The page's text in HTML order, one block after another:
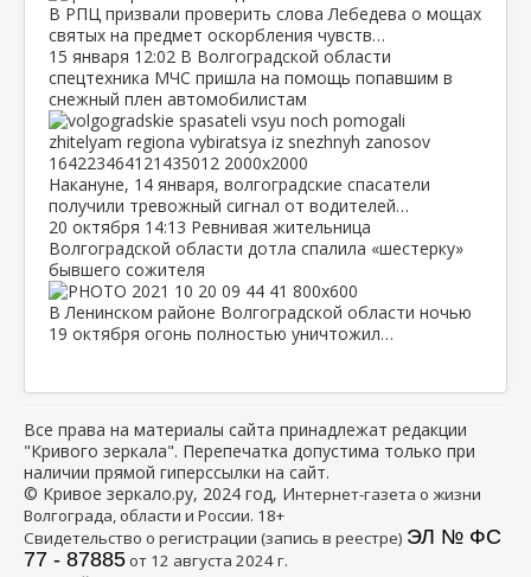
В РПЦ призвали проверить слова Лебедева о мощах
святых на предмет оскорбления чувств…
15 января 12:02 В Волгоградской области
спецтехника МЧС пришла на помощь попавшим в
снежный плен автомобилистам
Накануне, 14 января, волгоградские спасатели
получили тревожный сигнал от водителей…
20 октября 14:13 Ревнивая жительница
Волгоградской области дотла спалила «шестерку»
бывшего сожителя
В Ленинском районе Волгоградской области ночью
19 октября огонь полностью уничтожил…
Все права на материалы сайта принадлежат редакции
"Кривого зеркала". Перепечатка допустима только при
наличии прямой гиперссылки на сайт.
© Кривое зеркало.ру, 2024 год, Интернет-газета о жизни
Волгограда, области и России. 18+
Свидетельство о регистрации (запись в реестре) ЭЛ № ФС
77 - 87885от 12 августа 2024 г.